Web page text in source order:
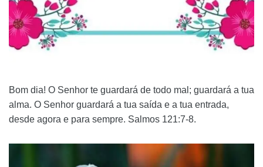
Bom dia! O Senhor te guardará de todo mal; guardará a tua
alma. O Senhor guardará a tua saída e a tua entrada,
desde agora e para sempre. Salmos 121:7-8.